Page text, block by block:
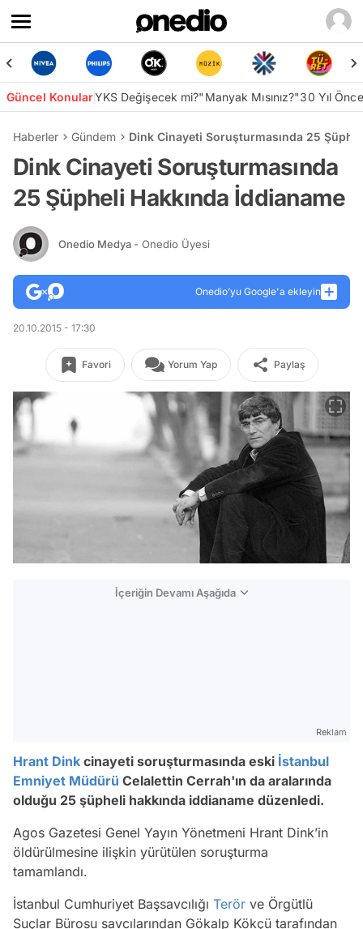
Güncel KonularYKS Değişecek mi?"Manyak Mısınız?"30 Yıl
Haberler Gündem Dink Cinayeti Soruşturmasında 25
Dink Cinayeti Soruşturmasında
25 Şüpheli Hakkında İddianame
Onedio Medya - Onedio Üyesi
Onedio’yu Google'a ekleyin
20.10.2015 - 17:30
Favori Yorum Yap Paylaş
İçeriğin Devamı Aşağıda
Reklam
Hrant Dink cinayeti soruşturmasında eski İstanbul
Emniyet Müdürü Celalettin Cerrah'ın da aralarında
olduğu 25 şüpheli hakkında iddianame düzenledi.
Agos Gazetesi Genel Yayın Yönetmeni Hrant Dink’in
öldürülmesine ilişkin yürütülen soruşturma
tamamlandı.
İstanbul Cumhuriyet Başsavcılığı Terör ve Örgütlü
Suçlar Bürosu savcılarından Gökalp Kökçü tarafından